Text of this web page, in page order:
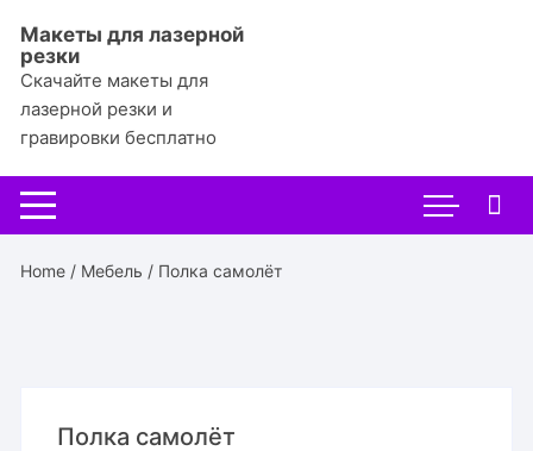
содержимому
Макеты для лазерной
резки
Скачайте макеты для
лазерной резки и
гравировки бесплатно
Home / Мебель / Полка самолёт
Полка самолёт